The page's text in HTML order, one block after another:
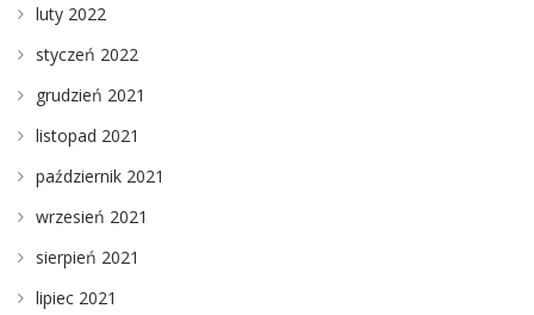
luty 2022
styczeń 2022
grudzień 2021
listopad 2021
październik 2021
wrzesień 2021
sierpień 2021
lipiec 2021